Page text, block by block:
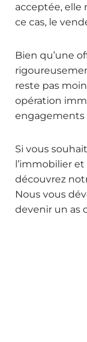
acceptée, elle
ce cas, le
Bien qu’une
reste pas
opération
engagements
Si vous
l’immobilier
découvrez
Nous vous
devenir un as